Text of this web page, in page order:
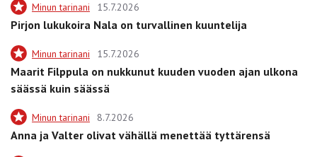
Minun tarinani 15.7.2026
Pirjon lukukoira Nala on turvallinen kuuntelija
Minun tarinani 15.7.2026
Maarit Filppula on nukkunut kuuden vuoden ajan ulkona
säässä kuin säässä
Minun tarinani 8.7.2026
Anna ja Valter olivat vähällä menettää tyttärensä